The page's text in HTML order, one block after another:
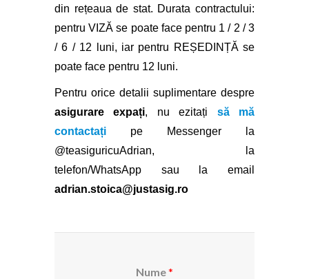
din rețeaua de stat. Durata contractului:
pentru VIZĂ se poate face pentru 1 / 2 / 3
/ 6 / 12 luni, iar pentru REȘEDINȚĂ se
poate face pentru 12 luni.
Pentru orice detalii suplimentare despre
asigurare expați, nu ezitați să mă
contactați pe Messenger la
@teasiguricuAdrian, la
telefon/WhatsApp sau la email
adrian.stoica@justasig.ro
Nume*